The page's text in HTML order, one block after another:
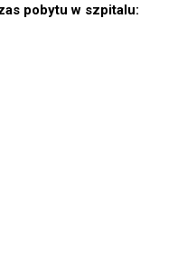
pobytu w szpitalu: